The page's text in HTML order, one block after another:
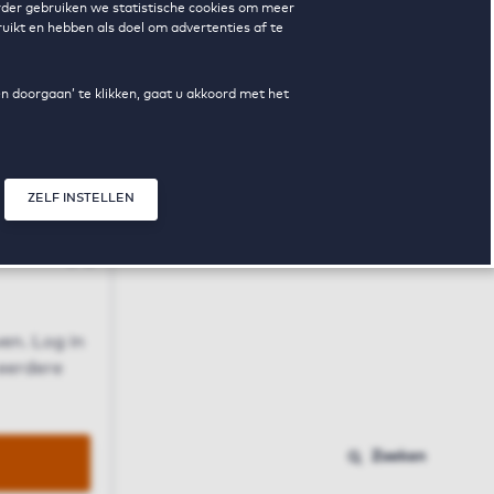
gebruiken we statistische cookies om meer
en hebben als doel om advertenties af te
doorgaan’ te klikken, gaat u akkoord met het
ZELF INSTELLEN
Log in
Zoeken